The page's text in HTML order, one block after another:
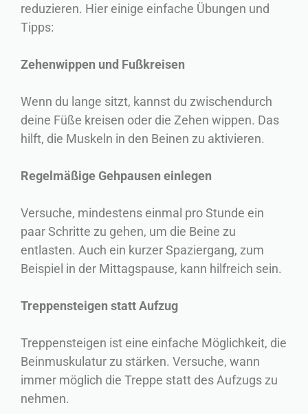
reduzieren. Hier einige einfache Übungen und
Tipps:
Zehenwippen und Fußkreisen
Wenn du lange sitzt, kannst du zwischendurch
deine Füße kreisen oder die Zehen wippen. Das
hilft, die Muskeln in den Beinen zu aktivieren.
Regelmäßige Gehpausen einlegen
Versuche, mindestens einmal pro Stunde ein
paar Schritte zu gehen, um die Beine zu
entlasten. Auch ein kurzer Spaziergang, zum
Beispiel in der Mittagspause, kann hilfreich sein.
Treppensteigen statt Aufzug
Treppensteigen ist eine einfache Möglichkeit, die
Beinmuskulatur zu stärken. Versuche, wann
immer möglich die Treppe statt des Aufzugs zu
nehmen.